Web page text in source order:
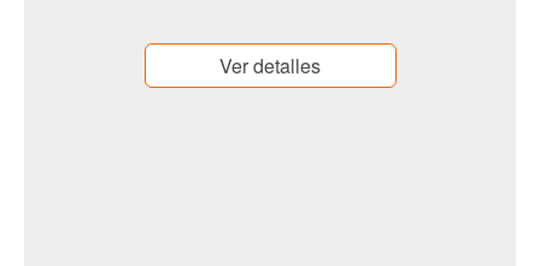
usted encontrará que vale la pena.
Ver detalles